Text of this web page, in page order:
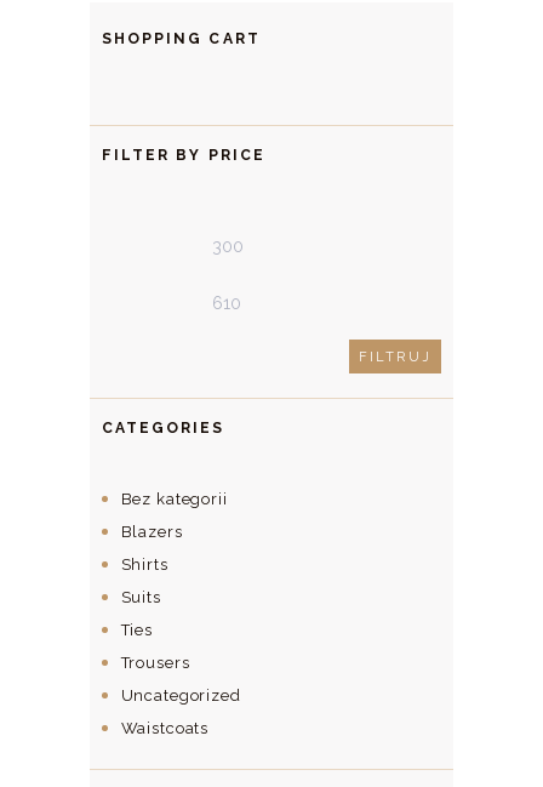
SHOPPING CART
FILTER BY PRICE
FILTRUJ
CATEGORIES
Bez kategorii
Blazers
Shirts
Suits
Ties
Trousers
Uncategorized
Waistcoats